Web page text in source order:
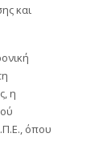
και
η
όπου